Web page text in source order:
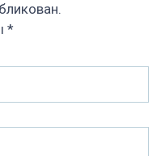
*